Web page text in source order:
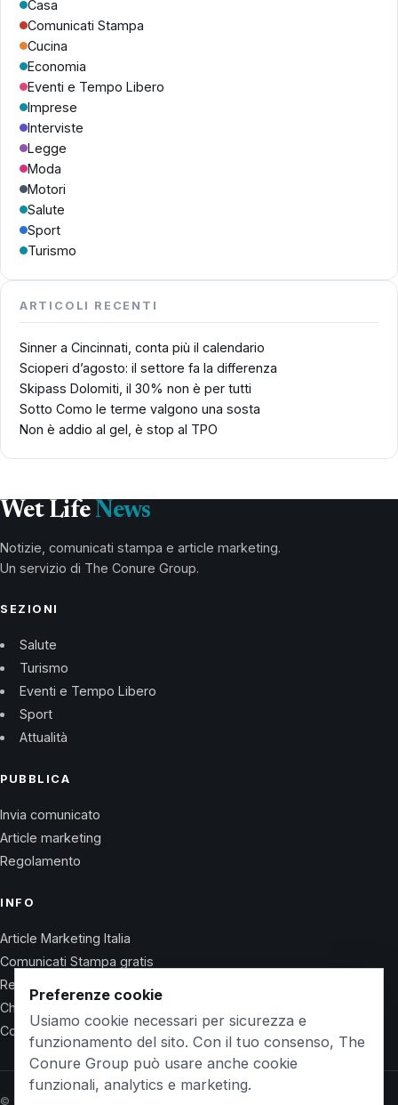
Casa
Comunicati Stampa
Cucina
Economia
Eventi e Tempo Libero
Imprese
Interviste
Legge
Moda
Motori
Salute
Sport
Turismo
ARTICOLI RECENTI
Sinner a Cincinnati, conta più il calendario
Scioperi d’agosto: il settore fa la differenza
Skipass Dolomiti, il 30% non è per tutti
Sotto Como le terme valgono una sosta
Non è addio al gel, è stop al TPO
Wet Life News
Notizie, comunicati stampa e article marketing.
Un servizio di The Conure Group.
SEZIONI
Salute
Turismo
Eventi e Tempo Libero
Sport
Attualità
PUBBLICA
Invia comunicato
Article marketing
Regolamento
INFO
Article Marketing Italia
Comunicati Stampa gratis
Regolamento
Chi Siamo
Contatti
© 2026 Wet Life News · The Conure Group
Preferenze cookie
Usiamo cookie necessari per sicurezza e
funzionamento del sito. Con il tuo consenso, The
Conure Group può usare anche cookie
funzionali, analytics e marketing.